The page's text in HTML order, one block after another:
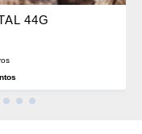
44G